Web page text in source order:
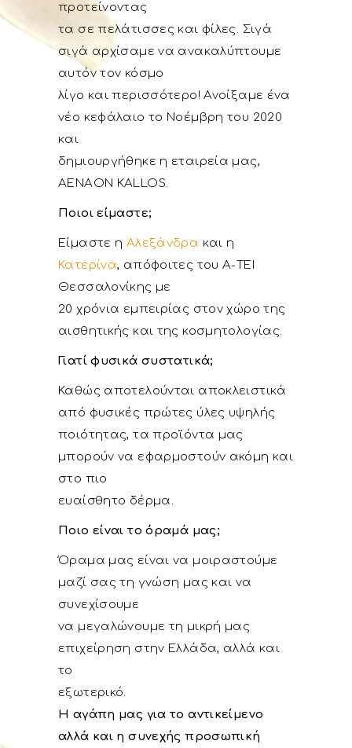
προτείνοντας
τα σε πελάτισσες και φίλες. Σιγά
σιγά αρχίσαμε να ανακαλύπτουμε
αυτόν τον κόσμο
λίγο και περισσότερο! Ανοίξαμε ένα
νέο κεφάλαιο το Νοέμβρη του 2020
και
δημιουργήθηκε η εταιρεία μας,
AENAON KALLOS.
Ποιοι είμαστε;
Είμαστε η Αλεξάνδρα και η
Κατερίνα, απόφοιτες του Α-ΤΕΙ
Θεσσαλονίκης με
20 χρόνια εμπειρίας στον χώρο της
αισθητικής και της κοσμητολογίας.
Γιατί φυσικά συστατικά;
Καθώς αποτελούνται αποκλειστικά
από φυσικές πρώτες ύλες υψηλής
ποιότητας, τα προϊόντα μας
μπορούν να εφαρμοστούν ακόμη και
στο πιο
ευαίσθητο δέρμα.
Ποιο είναι το όραμά μας;
Όραμα μας είναι να μοιραστούμε
μαζί σας τη γνώση μας και να
συνεχίσουμε
να μεγαλώνουμε τη μικρή μας
επιχείρηση στην Ελλάδα, αλλά και
το
εξωτερικό.
Η αγάπη μας για το αντικείμενο
αλλά και η συνεχής προσωπική